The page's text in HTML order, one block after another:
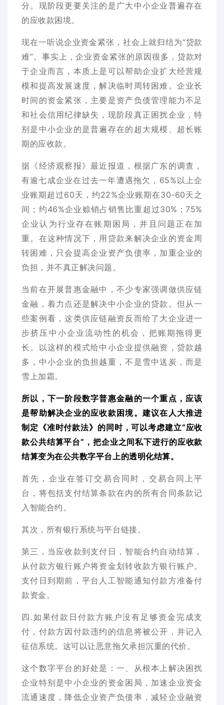
分。现阶段更要关注的是广大中小企业普遍存在
的应收款困境。
现在一听说企业资金紧张，社会上就归结为“贷款
难”。事实上，企业资金紧张的原因很多，贷款对
于企业而言，本质上是可以帮助企业扩大经营规
模和提高发展速度，解决临时周转困难。企业长
时间的资金紧张，主要是资产负债管理能力不足
和社会信用纪律缺失，现阶段真正困扰企业，特
别是中小企业的是普遍存在的超大规模、超长账
期的应收款。
据《经济观察报》最近报道，根据广东的调查，
有逾七成企业在过去一年遭遇拖欠，65%以上企
业账期超过60天，约22%企业账期在30-60天之
间；约46%企业赊销占销售比重超过30%；75%
企业认为行业存在账期困局，并且问题正在加
重。在这种情况下，用贷款来解决企业的资金周
转困难，只会提高企业资产负债率，加重企业的
负担，并不真正解决问题。
当前在开展普惠金融中，不少专家强调做供应链
金融，着力点还是解决中小企业的贷款。但从一
些案例看，这类供应链融资反而给了大企业进一
步挤压中小企业流动性的机会，把账期拖得更
长。以这样的模式给中小企业提供融资，贷款越
多，中小企业的负担越重，不是雪中送炭，而是
雪上加霜。
所以，下一阶段数字普惠金融的一个重点，应该
是帮助解决企业的应收款困境。建议在人大推进
制定《准时付款法》的同时，可以考虑建立“应收
款公共结算平台”，把企业之间私下进行的应收款
结算变为在公共数字平台上的透明化结算。
首先，企业在签订交易合同时，交易合同上平
台，将包括支付结算条款在内的所有合同条款记
入智能合约。
其次，所有银行系统与平台链接。
第三，当应收款到支付日，智能合约自动结算，
从付款方银行账户将资金划转收款方银行账户。
支付日到期前，平台人工智能通知付款方准备付
款资金。
四.如果付款日付款方账户没有足够资金完成支
付，付款方因付款违约的信息将被公开，并记入
征信系统。这可以让恶意拖欠承担沉重的代价。
这个数字平台的好处是：一、从根本上解决困扰
企业特别是中小企业的资金困局，加速企业资金
流通速度，降低企业资产负债率，减轻企业融资